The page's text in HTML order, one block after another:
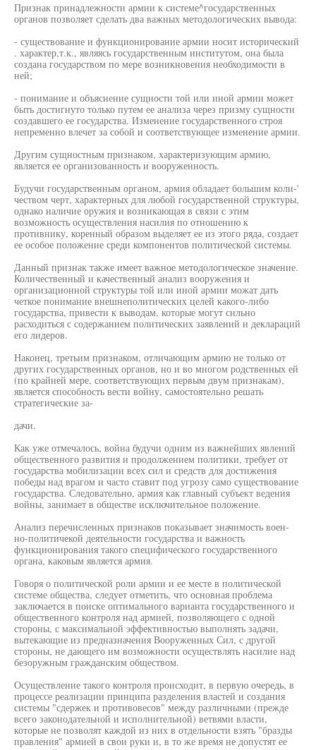
Признак принадлежности армии к системе^государственных
органов позволяет сделать два важных методологических вывода:
- существование и функционирование армии носит исторический
. характер,т.к., являясь государственным институтом, она была
создана государством по мере возникновения необходимости в
ней;
- понимание и объяснение сущности той или иной армии может
быть достигнуто только путем ее анализа через призму сущности
создавшего ее государства. Изменение государственного строя
непременно влечет за собой и соответствующее изменение армии.
Другим сущностным признаком, характеризующим армию,
является ее организованность и вооруженность.
Будучи государственным органом, армия обладает большим коли-'
чеством черт, характерных для любой государственной структуры,
однако наличие оружия и возникающая в связи с этим
возможность осуществления насилия по отношению к
противнику, коренный образом выделяет ее из этого ряда, создает
ее особое положение среди компонентов политической системы.
Данный признак также имеет важное методологическое значение.
Количественный и качественный анализ вооружения и
организационной структуры той или иной армии можат дать
четкое понимание внешнеполитических целей какого-либо
государства, привести к выводам, которые могут сильно
расходиться с содержанием политических заявлений и деклараций
его лидеров.
Наконец, третьим признаком, отличающим армию не только от
других государственных органов, но и во многом родственных ей
(по крайней мере, соответствующих первым двум признакам),
является способность вести войну, самостоятельно решать
стратегические за-
дачи.
Как уже отмечалось, война будучи одним из важнейших явлений
общественного развития и продолжением политики, требует от
государства мобилизации всех сил и средств для достижения
победы над врагом и часто ставит под угрозу само существование
государства. Следовательно, армия как главный субъект ведения
войны, занимает в обществе исключительное положение.
Анализ перечисленных признаков показывает значимость воен-
но-политичекой деятельности государства и важность
функционирования такого специфического государственного
органа, каковым является армия.
Говоря о политической роли армии и ее месте в политической
системе общества, следует отметить, что основная проблема
заключается в поиске оптимального варианта государственного и
общественного контроля над армией, позволяющего с одной
стороны, с максимальной эффективностью выполнять задачи,
вытекающие из предназначения Вооруженных Сил, с другой
стороны, не дающего им возможности осуществлять насилие над
безоружным гражданским обществом.
Осуществление такого контроля происходит, в первую очередь, в
процессе реализации принципа разделения властей и создания
системы "сдержек и противовесов" между различными (прежде
всего законодательной и исполнительной) ветвями власти,
которые не позволят каждой из них в отдельности взять "бразды
правления" армией в свои руки и, в то же время не допустят ее